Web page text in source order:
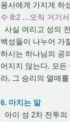
용사에게 가지게 하
수 8:2 …오직 거기
사실 여리고 성의
백성들이 나누어 가
하시는 하나님의 공
어지지 않는다. 모
라, 그 승리의 열매
6. 마치는 말
아이 성 2차 전투